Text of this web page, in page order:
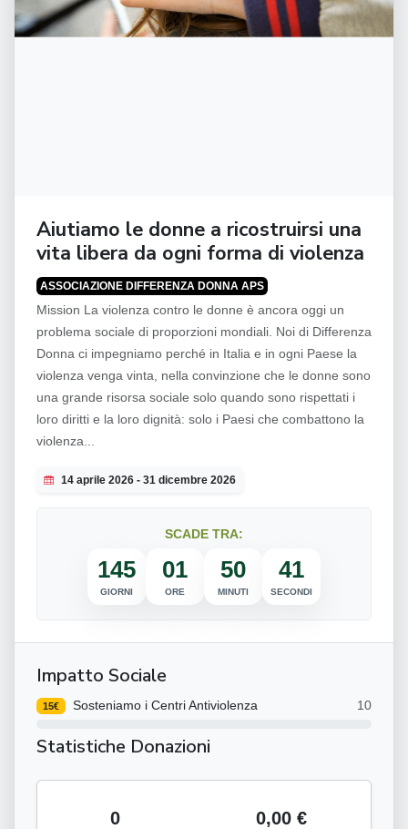
Aiutiamo le donne a ricostruirsi una
vita libera da ogni forma di violenza
ASSOCIAZIONE DIFFERENZA DONNA APS
Mission La violenza contro le donne è ancora oggi un
problema sociale di proporzioni mondiali. Noi di Differenza
Donna ci impegniamo perché in Italia e in ogni Paese la
violenza venga vinta, nella convinzione che le donne sono
una grande risorsa sociale solo quando sono rispettati i
loro diritti e la loro dignità: solo i Paesi che combattono la
violenza...
14 aprile 2026 - 31 dicembre 2026
SCADE TRA:
145
GIORNI
01
ORE
50
MINUTI
40
SECONDI
Impatto Sociale
15€ Sosteniamo i Centri Antiviolenza 10
Statistiche Donazioni
0 0,00 €